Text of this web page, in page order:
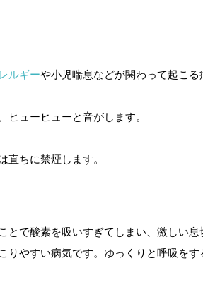
ルギーや小児喘息などが関わって起こる
ューヒューと音がします。
直ちに禁煙します。
とで酸素を吸いすぎてしまい、激しい息
りやすい病気です。ゆっくりと呼吸をす